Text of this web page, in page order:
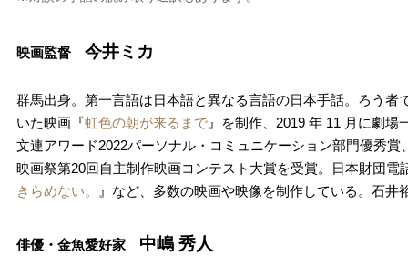
映画監督今井ミカ
群馬出身。第一言語は日本語と異なる言語の日本手話。ろう
いた映画『虹色の朝が来るまで 』を制作、2019 年 11 月に劇
文連アワード2022パーソナル・コミュニケーション部門優秀
映画祭第20回自主制作映画コンテスト大賞を受賞。日本財団電
きらめない。
』など、多数の映画や映像を制作している。石井
俳優・金魚愛好家 中嶋 秀人